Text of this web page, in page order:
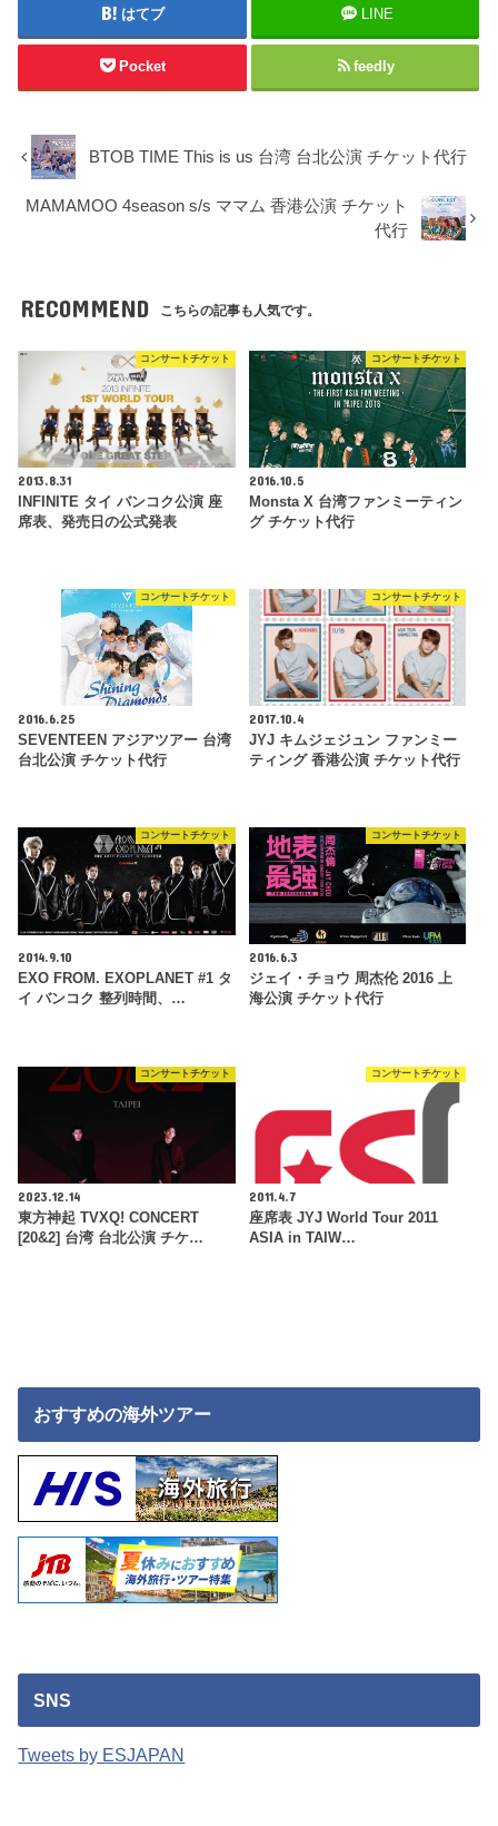
はてブ LINE
Pocket feedly
BTOB TIME This is us 台湾 台北公演 チケット代行
MAMAMOO 4season s/s ママム 香港公演 チケット
代行
RECOMMEND こちらの記事も人気です。
コンサートチケット
2013.8.31
INFINITE タイ バンコク公演 座
席表、発売日の公式発表
コンサートチケット
2016.10.5
Monsta X 台湾ファンミーティン
グ チケット代行
コンサートチケット
2016.6.25
SEVENTEEN アジアツアー 台湾
台北公演 チケット代行
コンサートチケット
2017.10.4
JYJ キムジェジュン ファンミー
ティング 香港公演 チケット代行
コンサートチケット
2014.9.10
EXO FROM. EXOPLANET #1 タ
イ バンコク 整列時間、…
コンサートチケット
2016.6.3
ジェイ・チョウ 周杰伦 2016 上
海公演 チケット代行
コンサートチケット
2023.12.14
東方神起 TVXQ! CONCERT
[20&2] 台湾 台北公演 チケ…
コンサートチケット
2011.4.7
座席表 JYJ World Tour 2011
ASIA in TAIW…
おすすめの海外ツアー
SNS
Tweets by ESJAPAN